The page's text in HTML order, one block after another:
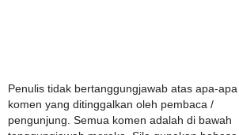
Penulis tidak bertanggungjawab atas apa-apa
komen yang ditinggalkan oleh pembaca /
pengunjung. Semua komen adalah di bawah